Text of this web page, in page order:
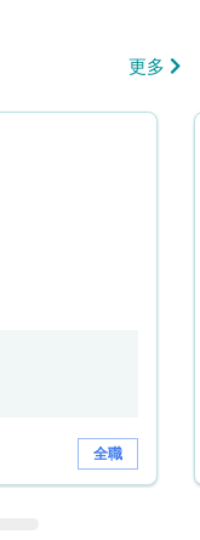
更多
全職